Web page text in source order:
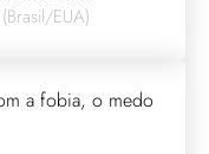
EUA)
a fobia, o medo